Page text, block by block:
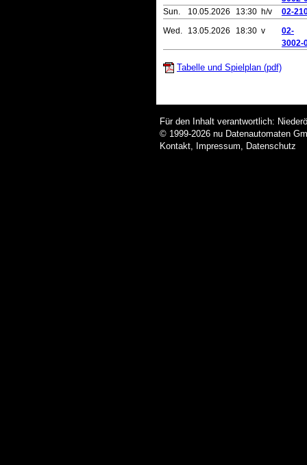
Sun.
10.05.2026 13:30 h/v
02-
Wed.
13.05.2026 18:30 v
02-
3002-
Tabelle und Spielplan (pdf)
Für den Inhalt verantwortlich:
© 1999-2026 nu Datenautomaten
Kontakt, Impressum, Datenschutz